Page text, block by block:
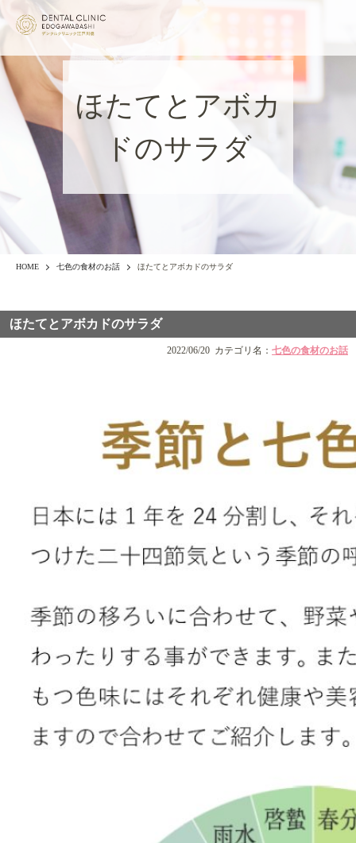
ほたてとアボカ
ドのサラダ
HOME 七色の食材のお話 ほたてとアボカドのサラダ
ほたてとアボカドのサラダ
2022/06/20 カテゴリ名： 七色の食材のお話